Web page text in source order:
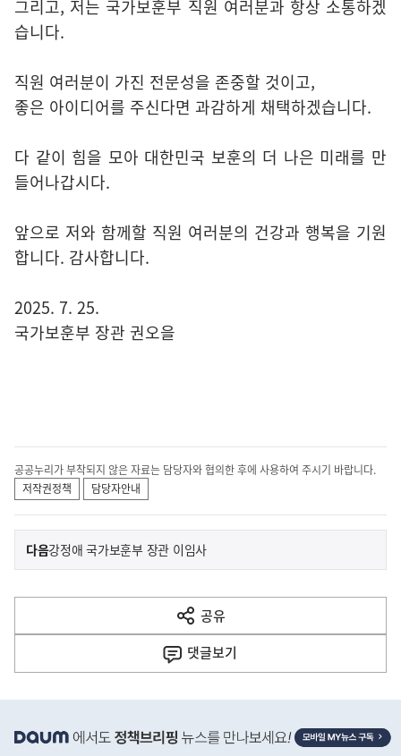
그리고, 저는 국가보훈부 직원 여러분과 항상 소통하겠
습니다.
직원 여러분이 가진 전문성을 존중할 것이고,
좋은 아이디어를 주신다면 과감하게 채택하겠습니다.
다 같이 힘을 모아 대한민국 보훈의 더 나은 미래를 만
들어나갑시다.
앞으로 저와 함께할 직원 여러분의 건강과 행복을 기원
합니다. 감사합니다.
2025. 7. 25.
국가보훈부 장관 권오을
공공누리가 부착되지 않은 자료는 담당자와 협의한 후에 사용하여 주시기 바랍니다.
저작권정책
담당자안내
이
전
다
음
다음기
사
강정애 국가보훈부 장관 이임사
공유
열
기
댓글보기
단